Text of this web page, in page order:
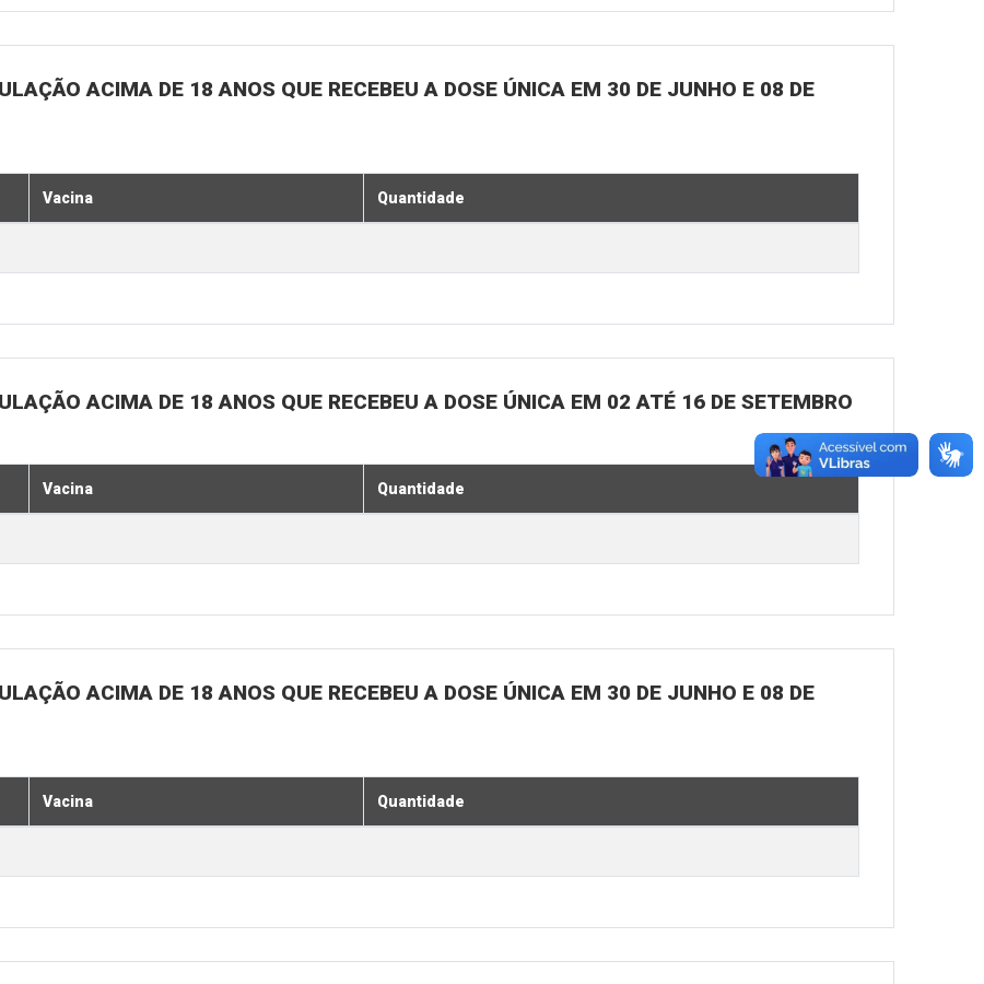
ACIMA DE 18 ANOS QUE RECEBEU A DOSE ÚNICA EM 30 DE JUNHO E 08 DE
Vacina Quantidade
ACIMA DE 18 ANOS QUE RECEBEU A DOSE ÚNICA EM 02 ATÉ 16 DE SETEMBRO
Vacina Quantidade
ACIMA DE 18 ANOS QUE RECEBEU A DOSE ÚNICA EM 30 DE JUNHO E 08 DE
Vacina Quantidade